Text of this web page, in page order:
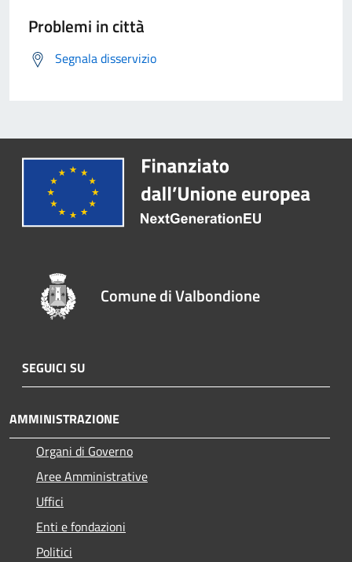
Problemi in città
Segnala disservizio
Comune di Valbondione
SEGUICI SU
AMMINISTRAZIONE
Organi di Governo
Aree Amministrative
Uffici
Enti e fondazioni
Politici